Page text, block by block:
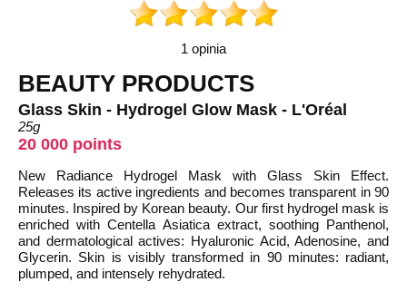
1 opinia
BEAUTY PRODUCTS
Glass Skin - Hydrogel Glow Mask - L'Oréal
25g
20 000 points
New Radiance Hydrogel Mask with Glass Skin Effect.
Releases its active ingredients and becomes transparent in 90
minutes. Inspired by Korean beauty. Our first hydrogel mask is
enriched with Centella Asiatica extract, soothing Panthenol,
and dermatological actives: Hyaluronic Acid, Adenosine, and
Glycerin. Skin is visibly transformed in 90 minutes: radiant,
plumped, and intensely rehydrated.